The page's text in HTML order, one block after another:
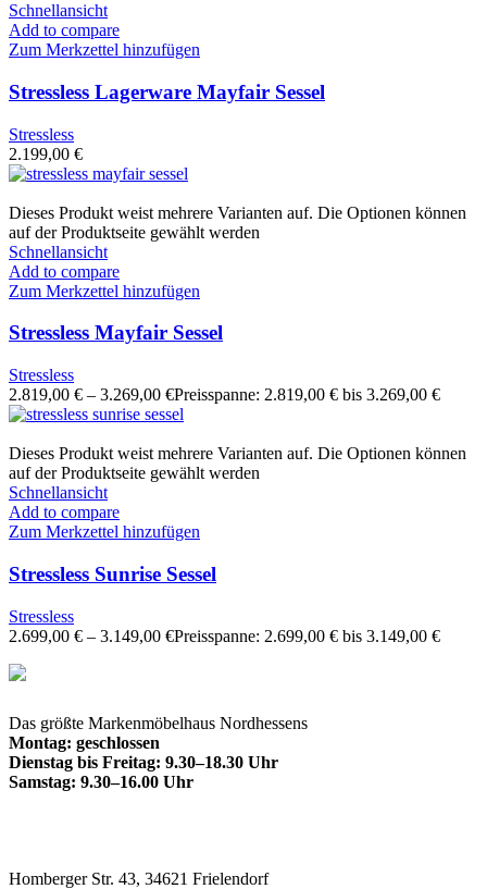
Schnellansicht
Add to compare
Zum Merkzettel hinzufügen
Stressless Lagerware Mayfair Sessel
Stressless
2.199,00 €
Dieses Produkt weist mehrere Varianten auf. Die Optionen können
auf der Produktseite gewählt werden
Schnellansicht
Add to compare
Zum Merkzettel hinzufügen
Stressless Mayfair Sessel
Stressless
2.819,00 € – 3.269,00 €Preisspanne: 2.819,00 € bis 3.269,00 €
Dieses Produkt weist mehrere Varianten auf. Die Optionen können
auf der Produktseite gewählt werden
Schnellansicht
Add to compare
Zum Merkzettel hinzufügen
Stressless Sunrise Sessel
Stressless
2.699,00 € – 3.149,00 €Preisspanne: 2.699,00 € bis 3.149,00 €
Das größte Markenmöbelhaus Nordhessens
Montag: geschlossen
Dienstag bis Freitag: 9.30–18.30 Uhr
Samstag: 9.30–16.00 Uhr
Homberger Str. 43, 34621 Frielendorf